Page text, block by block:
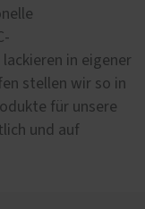
in eigener
stellen wir so in
für unsere
und auf